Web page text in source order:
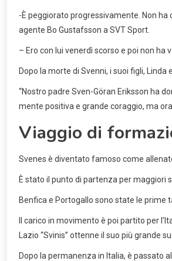
-È peggiorato progressivamente. Non
agente Bo Gustafsson a SVT Sport.
– Ero con lui venerdì scorso e poi non
Dopo la morte di Svenni, i suoi figli,
“Nostro padre Sven-Göran Eriksson ha
mente positiva e grande coraggio, ma
Viaggio di
Svenes è diventato famoso come
È stato il punto di partenza per maggiori
Benfica e Portogallo sono state le prime
Il carico in movimento è poi partito per
Lazio “Svinis” ottenne il suo più grande
Dopo la permanenza in Italia, è passato